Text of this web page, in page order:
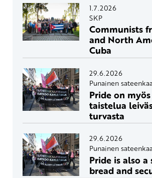
1.7.2026
SKP
Communists
and North
Cuba
29.6.2026
Punainen
Pride on myös
taistelua
turvasta
29.6.2026
Punainen
Pride is also
bread and